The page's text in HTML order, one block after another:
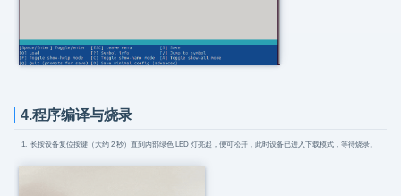
4.程序编译与烧录
长按设备复位按键（大约 2 秒）直到内部绿色 LED 灯亮起，便可松开，此时设备已进入下载模式，等待烧录。